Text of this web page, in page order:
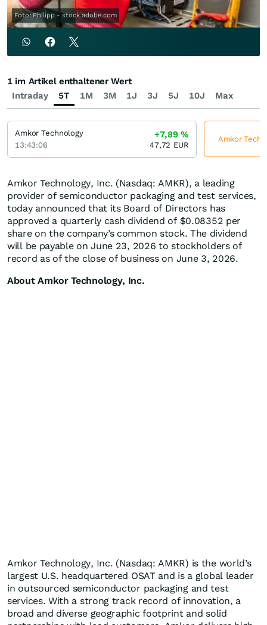
Foto: Philipp - stock.adobe.com
Amkor Technology, Inc. (Nasdaq: AMKR), a leading
provider of semiconductor packaging and test services,
today announced that its Board of Directors has
approved a quarterly cash dividend of $0.08352 per
share on the company’s common stock. The dividend
will be payable on June 23, 2026 to stockholders of
record as of the close of business on June 3, 2026.
About Amkor Technology, Inc.
Amkor Technology, Inc. (Nasdaq: AMKR) is the world’s
largest U.S. headquartered OSAT and is a global leader
in outsourced semiconductor packaging and test
services. With a strong track record of innovation, a
broad and diverse geographic footprint and solid
Intraday 5T 1M 3M 1J 3J 5J 10J Max
1 im Artikel enthaltener Wert
Amkor Technology
13:43:06
+7,89%
47,72 EUR
Amkor